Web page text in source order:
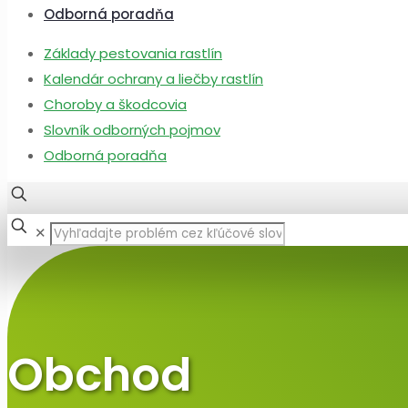
Odborná poradňa
Základy pestovania rastlín
Kalendár ochrany a liečby rastlín
Choroby a škodcovia
Slovník odborných pojmov
Odborná poradňa
✕
Obchod